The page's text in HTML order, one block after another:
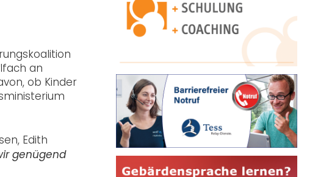
an
ob Kinder
Edith
genügend